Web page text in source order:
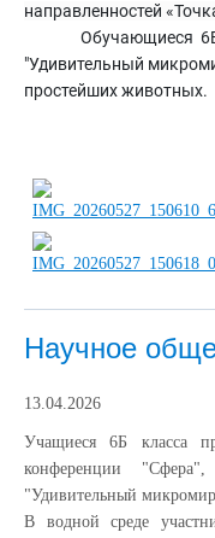
направленностей
Обучающиеся
"Удивительный
простейших животных.
Научное
13.04.2026
Учащиеся 6Б класса
конференции
"Удивительный
В водной среде